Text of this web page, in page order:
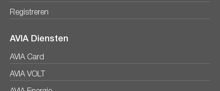
Registreren
AVIA Diensten
AVIA Card
AVIA VOLT